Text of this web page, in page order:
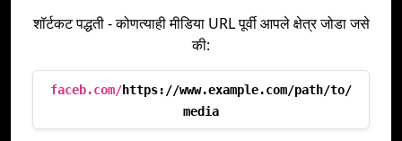
शॉर्टकट पद्धती - कोणत्याही मीडिया URL पूर्वी आपले क्षेत्र जोडा जसे
की:
faceb.com/https://www.example.com/path/to/
media